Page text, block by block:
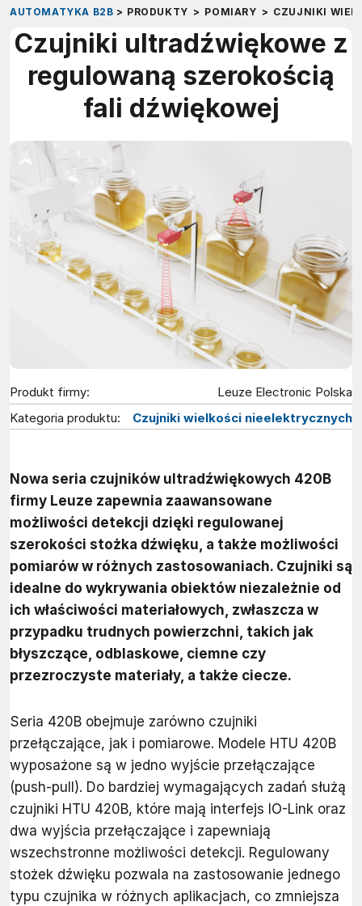
AUTOMATYKA B2B > PRODUKTY > POMIARY > CZUJNIKI
Czujniki ultradźwiękowe z
regulowaną szerokością
fali dźwiękowej
Produkt firmy:
Leuze Electronic Polska
Kategoria produktu:
Czujniki wielkości nieelektrycznych
Nowa seria czujników ultradźwiękowych 420B
firmy Leuze zapewnia zaawansowane
możliwości detekcji dzięki regulowanej
szerokości stożka dźwięku, a także możliwości
pomiarów w różnych zastosowaniach. Czujniki są
idealne do wykrywania obiektów niezależnie od
ich właściwości materiałowych, zwłaszcza w
przypadku trudnych powierzchni, takich jak
błyszczące, odblaskowe, ciemne czy
przezroczyste materiały, a także ciecze.
Seria 420B obejmuje zarówno czujniki
przełączające, jak i pomiarowe. Modele HTU 420B
wyposażone są w jedno wyjście przełączające
(push-pull). Do bardziej wymagających zadań służą
czujniki HTU 420B, które mają interfejs IO-Link oraz
dwa wyjścia przełączające i zapewniają
wszechstronne możliwości detekcji. Regulowany
stożek dźwięku pozwala na zastosowanie jednego
typu czujnika w różnych aplikacjach, co zmniejsza